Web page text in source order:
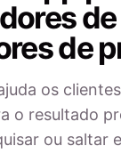
de
de
os
o resultado
ou saltar